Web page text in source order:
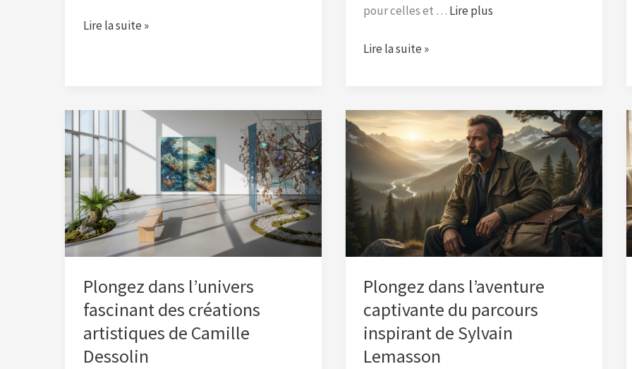
Lire la suite »
pour celles et … Lire plus
Lire la suite »
Plongez dans l’univers
fascinant des créations
artistiques de Camille
Dessolin
dans
l’univers
fascinant
des
créations
artistiques
de
Camille
Dessolin
Plongez dans l’aventure
captivante du parcours
inspirant de Sylvain
Lemasson
Plongez
dans
l’aventure
captivante
du
parcours
inspirant
de
Sylvain
Lemasson